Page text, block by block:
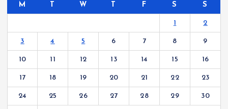
M T W T F S S
1 2
3 4 5 6 7 8 9
10 11 12 13 14 15 16
17 18 19 20 21 22 23
24 25 26 27 28 29 30